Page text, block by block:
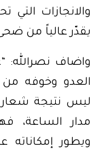
والانجازات
يقدّر عالياً من
واضاف نصرالله:
العدو وخوفه
ليس نتيجة
مدار الساعة،
ويطور